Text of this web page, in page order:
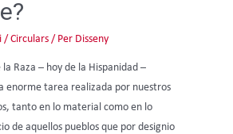
/Circulars / Per Disseny
la Raza – hoy de la Hispanidad –
enorme tarea realizada por nuestros
tanto en lo material como en lo
de aquellos pueblos que por designio